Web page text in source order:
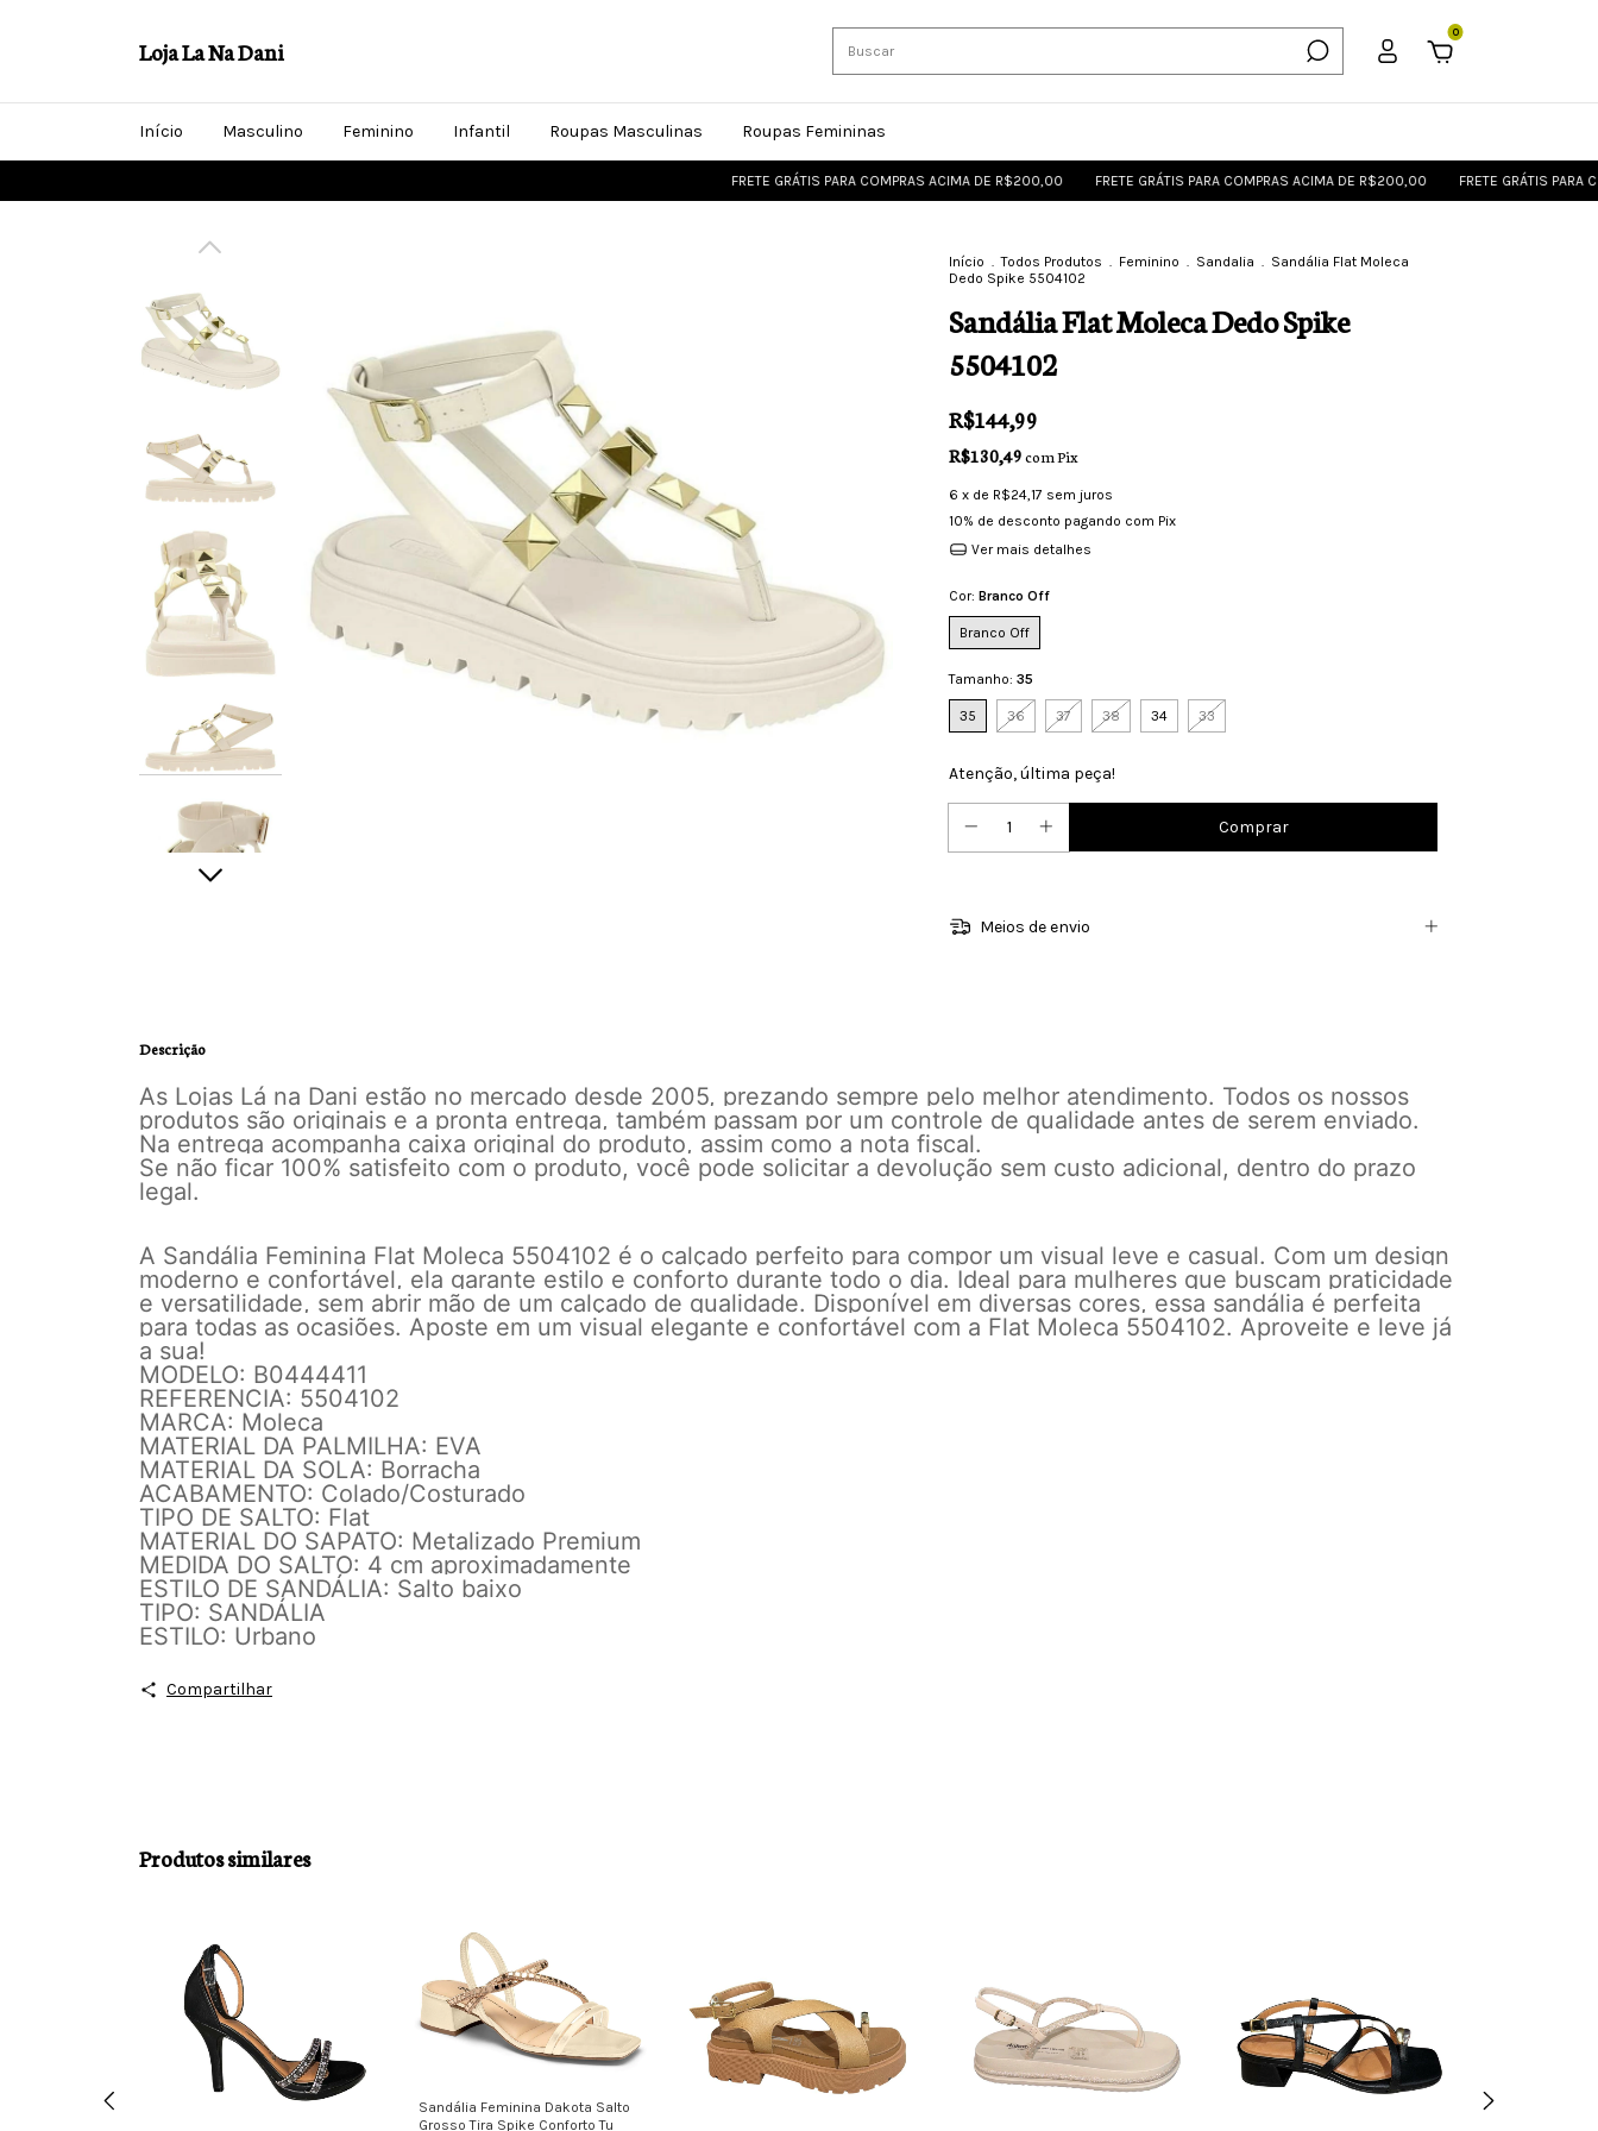
Loja La Na Dani
0
Início Masculino Feminino Infantil Roupas Masculinas Roupas Femininas
FRETE GRÁTIS PARA COMPRAS ACIMA DE R$200,00 FRETE GRÁTIS PARA COMPRAS ACIMA DE R$200,00 FRETE GRÁTIS PARA COMPRAS
Início . Todos Produtos . Feminino . Sandalia . Sandália Flat Moleca
Dedo Spike 5504102
Sandália Flat Moleca Dedo Spike
5504102
R$144,99
R$130,49comPix
6 x de R$24,17 sem juros
10% de desconto pagando com Pix
Ver mais detalhes
Cor: Branco Off
Branco Off
Tamanho: 35
35 36 37 38 34 33
Atenção, última peça!
Meios de envio
Descrição
As Lojas Lá na Dani estão no mercado desde 2005, prezando sempre pelo melhor atendimento. Todos os nossos
produtos são originais e a pronta entrega, também passam por um controle de qualidade antes de serem enviado.
Na entrega acompanha caixa original do produto, assim como a nota fiscal.
Se não ficar 100% satisfeito com o produto, você pode solicitar a devolução sem custo adicional, dentro do prazo
legal.
A Sandália Feminina Flat Moleca 5504102 é o calçado perfeito para compor um visual leve e casual. Com um design
moderno e confortável, ela garante estilo e conforto durante todo o dia. Ideal para mulheres que buscam praticidade
e versatilidade, sem abrir mão de um calçado de qualidade. Disponível em diversas cores, essa sandália é perfeita
para todas as ocasiões. Aposte em um visual elegante e confortável com a Flat Moleca 5504102. Aproveite e leve já
a sua!
MODELO: B0444411
REFERENCIA: 5504102
MARCA: Moleca
MATERIAL DA PALMILHA: EVA
MATERIAL DA SOLA: Borracha
ACABAMENTO: Colado/Costurado
TIPO DE SALTO: Flat
MATERIAL DO SAPATO: Metalizado Premium
MEDIDA DO SALTO: 4 cm aproximadamente
ESTILO DE SANDÁLIA: Salto baixo
TIPO: SANDÁLIA
ESTILO: Urbano
Compartilhar
Produtos similares
Sandália Feminina Dakota Salto
Grosso Tira Spike Conforto Tu